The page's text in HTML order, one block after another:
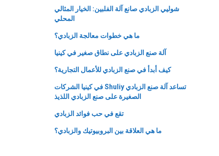
شوليي الزبادي صانع آلة الفلبين: الخيار المثالي
المحلي
ما هي خطوات معالجة الزبادي؟
آلة صنع الزبادي على نطاق صغير في كينيا
كيف أبدأ في صنع الزبادي للأعمال التجارية؟
تساعد آلة صنع الزبادي Shuliy في كينيا الشركات
الصغيرة على صنع الزبادي اللذيذ
تقع في حب فوائد الزبادي
ما هي العلاقة بين البروبيوتيك والزبادي؟